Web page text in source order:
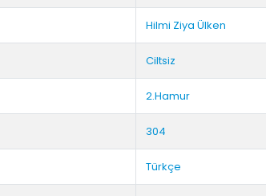
Hilmi Ziya Ülken
Ciltsiz
2.Hamur
304
Türkçe